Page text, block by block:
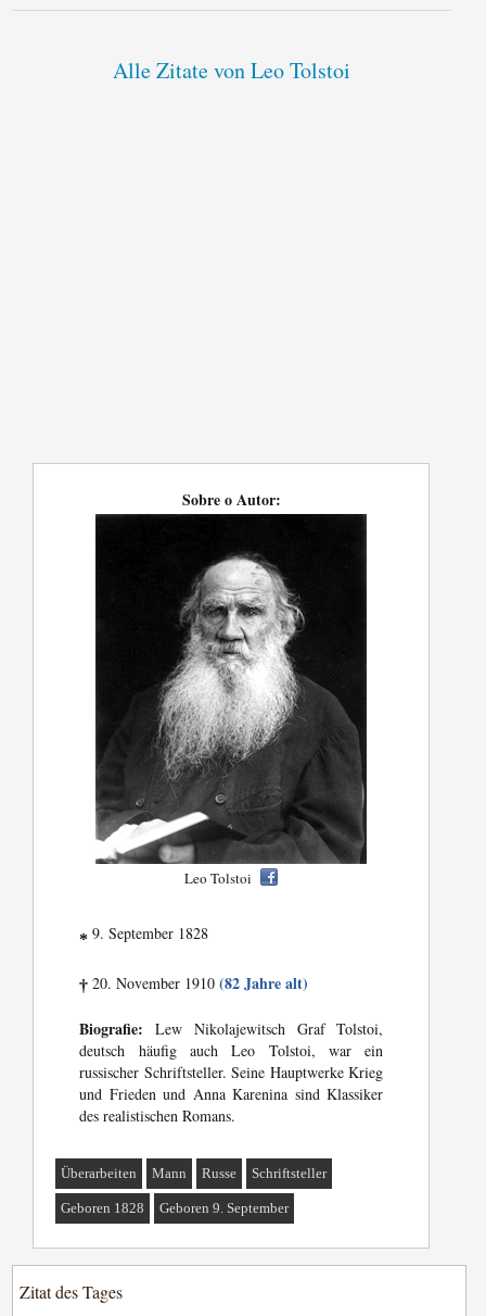
Alle Zitate von Leo Tolstoi
Sobre o Autor:
Leo Tolstoi
* 9. September 1828
† 20. November 1910(82 Jahre alt)
Biografie: Lew Nikolajewitsch Graf Tolstoi,
deutsch häufig auch Leo Tolstoi, war ein
russischer Schriftsteller. Seine Hauptwerke Krieg
und Frieden und Anna Karenina sind Klassiker
des realistischen Romans.
Überarbeiten Mann Russe Schriftsteller
Geboren 1828 Geboren 9. September
Zitat des Tages